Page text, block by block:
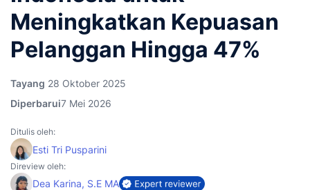
Meningkatkan Kepuasan
Pelanggan Hingga 47%
Tayang 28 Oktober 2025
Diperbarui7 Mei 2026
Ditulis oleh:
Esti Tri Pusparini
Direview oleh:
Dea Karina, S.E MA